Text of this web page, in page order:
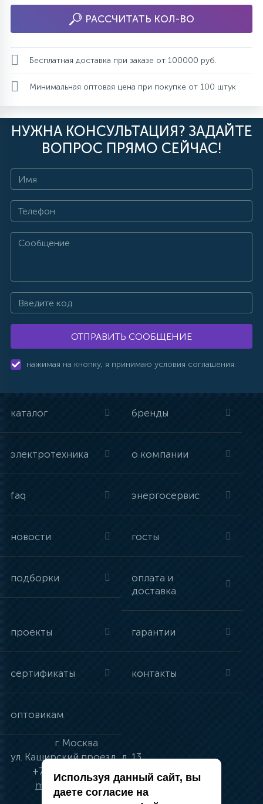
РАССЧИТАТЬ КОЛ-ВО
Бесплатная доставка при заказе от 100000 руб.
Минимальная оптовая цена при покупке от 100 штук
НУЖНА КОНСУЛЬТАЦИЯ? ЗАДАЙТЕ
ВОПРОС ПРЯМО СЕЙЧАС!
ОТПРАВИТЬ СООБЩЕНИЕ
нажимая на кнопку, я принимаю условия соглашения.
каталог бренды
электротехника о компании
faq энергосервис
новости госты
подборки
оплата и
доставка
проекты гарантии
сертификаты контакты
оптовикам
г. Москва
ул. Каширский проезд, д. 13
+7 (495) 134-41-83
moskva@vincci.ru
Используя данный сайт, вы
даете согласие на